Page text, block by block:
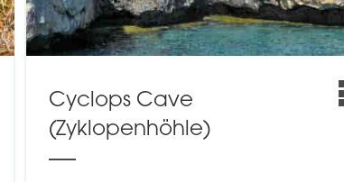
Cyclops Cave
(Zyklopenhöhle)